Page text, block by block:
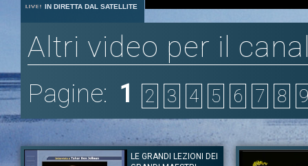
IN DIRETTA DAL SATELLITE
1.74%
Altri video per il
Pagine: 1 2 3 4 5 6 7 8 9
LE GRANDI LEZIONI DEI